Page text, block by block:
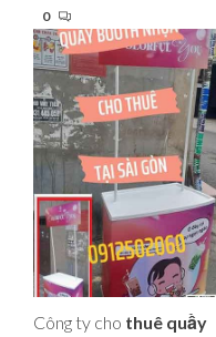
0
Công ty cho thuê quầy